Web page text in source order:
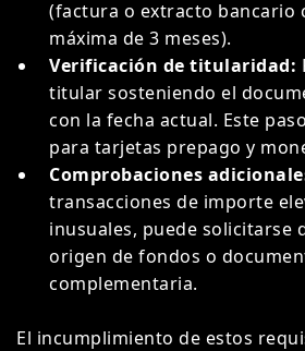
(factura o extracto bancario
máxima de 3 meses).
Verificación de titularidad:
titular sosteniendo el
con la fecha actual. Este
para tarjetas prepago y
Comprobaciones
transacciones de importe
inusuales, puede solicitarse
origen de fondos o
complementaria.
El incumplimiento de estos